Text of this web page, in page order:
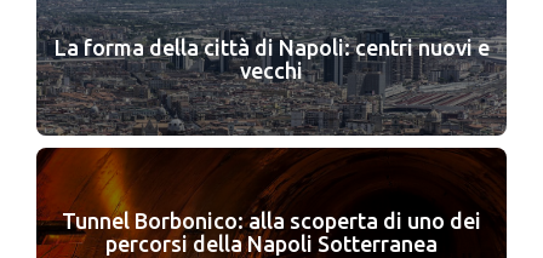
La forma della città di Napoli: centri nuovi e
vecchi
Tunnel Borbonico: alla scoperta di uno dei
percorsi della Napoli Sotterranea